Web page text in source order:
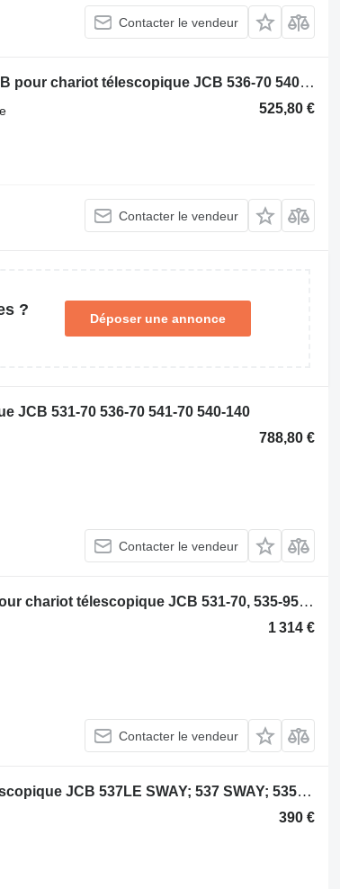
Contacter le vendeur
Refroidisseur intermédiaire Maximus NCP1947B pour chariot télescopique JCB 536-70 540-140 531-70 533-105 535-95 536-60 536-70 540-170 541-70 550-140
525,80 €
Contacter le vendeur
?
Déposer une annonce
JCB 531-70 536-70 541-70 540-140
788,80 €
Contacter le vendeur
Moteur JCB 444 TCAE 2200 tr/min 320/50910 pour chariot télescopique JCB 531-70, 535-95 ,540-140
1 314 €
Contacter le vendeur
Volant moteur JCB 331/34159 pour chariot télescopique JCB 537LE SWAY; 537 SWAY; 535-125; 532LE; 537; 532LE SWAY; 532; 537LE; 532 SWAY; 540-170; 540-140; .550; 5508; 550; .532LE; .535-125; .532 SWAY; .532LE SWAY; .532; 550LE;
390 €